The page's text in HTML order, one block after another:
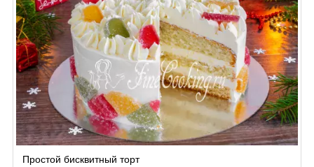
Простой бисквитный торт